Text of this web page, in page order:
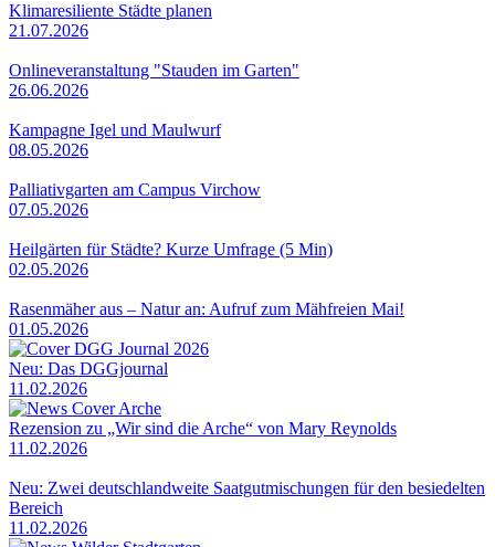
Klimaresiliente Städte planen
21.07.2026
Onlineveranstaltung "Stauden im Garten"
26.06.2026
Kampagne Igel und Maulwurf
08.05.2026
Palliativgarten am Campus Virchow
07.05.2026
Heilgärten für Städte? Kurze Umfrage (5 Min)
02.05.2026
Rasenmäher aus – Natur an: Aufruf zum Mähfreien Mai!
01.05.2026
Neu: Das DGGjournal
11.02.2026
Rezension zu „Wir sind die Arche“ von Mary Reynolds
11.02.2026
Neu: Zwei deutschlandweite Saatgutmischungen für den besiedelten
Bereich
11.02.2026